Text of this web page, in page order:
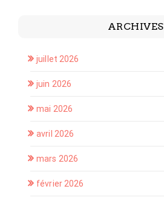
ARCHIVES
juillet 2026
juin 2026
mai 2026
avril 2026
mars 2026
février 2026